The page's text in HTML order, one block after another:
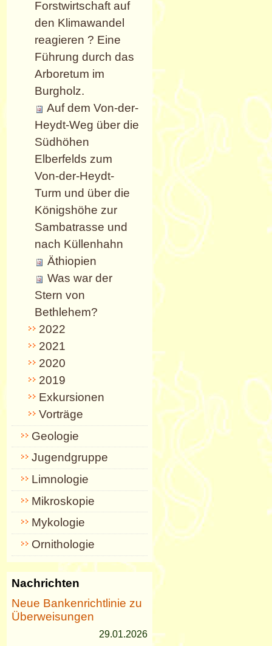
Forstwirtschaft auf
den Klimawandel
reagieren ? Eine
Führung durch das
Arboretum im
Burgholz.
Auf dem Von-der-
Heydt-Weg über die
Südhöhen
Elberfelds zum
Von-der-Heydt-
Turm und über die
Königshöhe zur
Sambatrasse und
nach Küllenhahn
Äthiopien
Was war der
Stern von
Bethlehem?
2022
2021
2020
2019
Exkursionen
Vorträge
Geologie
Jugendgruppe
Limnologie
Mikroskopie
Mykologie
Ornithologie
Nachrichten
Neue Bankenrichtlinie zu
Überweisungen
29.01.2026